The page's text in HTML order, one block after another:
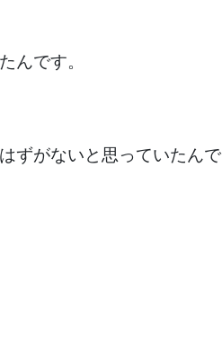
んです。
ずがないと思っていたんで